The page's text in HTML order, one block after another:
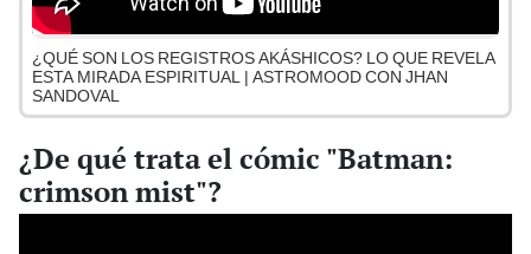
¿QUÉ SON LOS REGISTROS AKÁSHICOS? LO QUE REVELA
ESTA MIRADA ESPIRITUAL | ASTROMOOD CON JHAN
SANDOVAL
¿De qué trata el cómic "Batman:
crimson mist"?